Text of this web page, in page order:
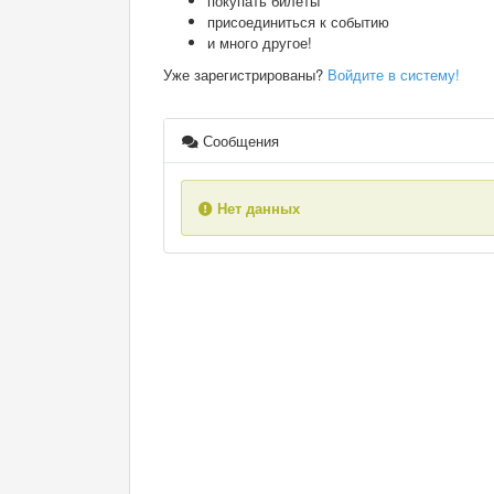
присоединиться к событию
и много другое!
Уже зарегистрированы? Войдите в систему!
Сообщения
Нет данных